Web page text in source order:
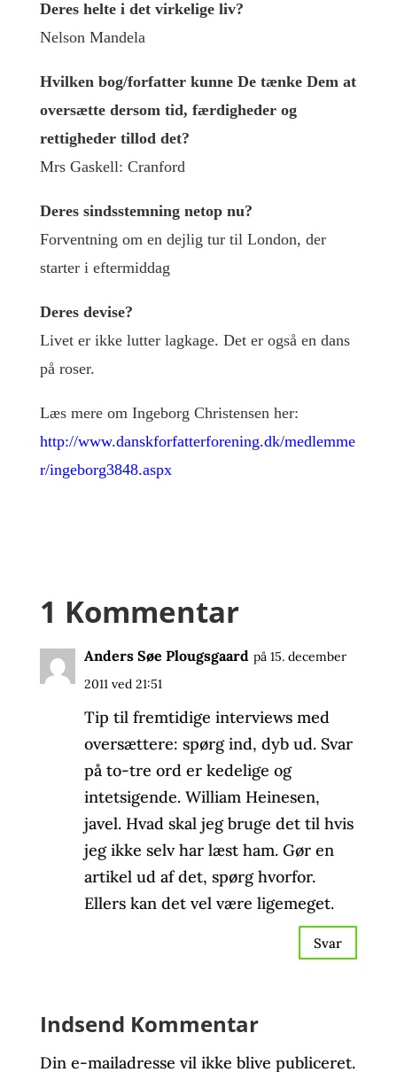
Deres helte i det virkelige liv?
Nelson Mandela
Hvilken bog/forfatter kunne De tænke Dem at
oversætte dersom tid, færdigheder og
rettigheder tillod det?
Mrs Gaskell: Cranford
Deres sindsstemning netop nu?
Forventning om en dejlig tur til London, der
starter i eftermiddag
Deres devise?
Livet er ikke lutter lagkage. Det er også en dans
på roser.
Læs mere om Ingeborg Christensen her:
http://www.danskforfatterforening.dk/medlemme
r/ingeborg3848.aspx
1 Kommentar
Anders Søe Plougsgaard på 15. december
2011 ved 21:51
Tip til fremtidige interviews med
oversættere: spørg ind, dyb ud. Svar
på to-tre ord er kedelige og
intetsigende. William Heinesen,
javel. Hvad skal jeg bruge det til hvis
jeg ikke selv har læst ham. Gør en
artikel ud af det, spørg hvorfor.
Ellers kan det vel være ligemeget.
Svar
Indsend Kommentar
Din e-mailadresse vil ikke blive publiceret.